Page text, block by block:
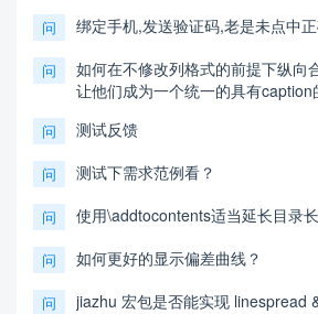
问 绑定手机,发送验证码,老是未点中
问
如何在不修改列格式的前提下纵向
让他们成为一个统一的具有
问 测试反馈
问 测试下需求范例看？
问 使用\addtocontents适当延长目录
问 如何更好的显示偏差曲线？
问 jiazhu 宏包是否能实现 linespread